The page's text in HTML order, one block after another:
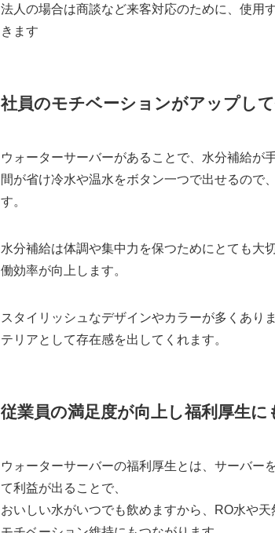
法人の場合は商談など来客対応のために、使用
きます
社員のモチベーションがアップし
ウォーターサーバーがあることで、水分補給が
間が省け冷水や温水をボタン一つで出せるので
す。
水分補給は体調や集中力を保つためにとても大
働効率が向上します。
スタイリッシュなデザインやカラーが多くあり
テリアとして存在感を出してくれます。
従業員の満足度が向上し福利厚生に
ウォーターサーバーの福利厚生とは、サーバー
て利益が出ることで、
おいしい水がいつでも飲めますから、RO水や